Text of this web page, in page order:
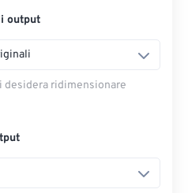
output
desidera ridimensionare